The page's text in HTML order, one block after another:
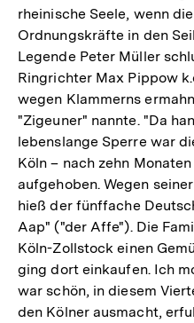
rheinische Seele, wenn
Ordnungskräfte in den
Legende Peter Müller
Ringrichter Max Pippow
wegen Klammerns
"Zigeuner" nannte. "Da
lebenslange Sperre war
Köln – nach zehn
aufgehoben. Wegen
hieß der fünffache
Aap" ("der Affe"). Die
Köln-Zollstock einen
ging dort einkaufen. Ich
war schön, in diesem
den Kölner ausmacht,